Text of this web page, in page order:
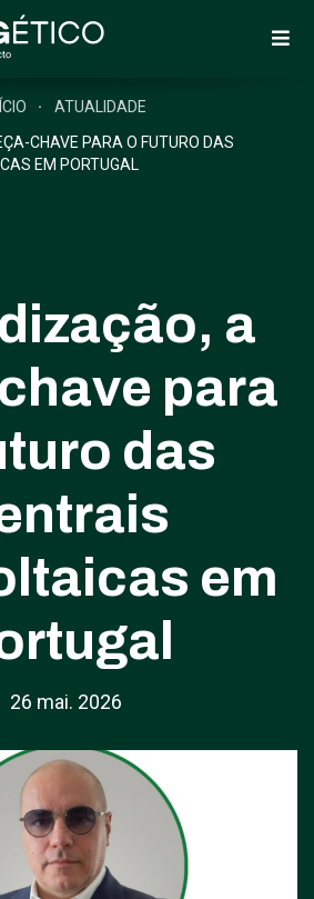
ATUALIDADE
CHAVE PARA O FUTURO DAS
EM PORTUGAL
a
para
das
em
26 mai. 2026